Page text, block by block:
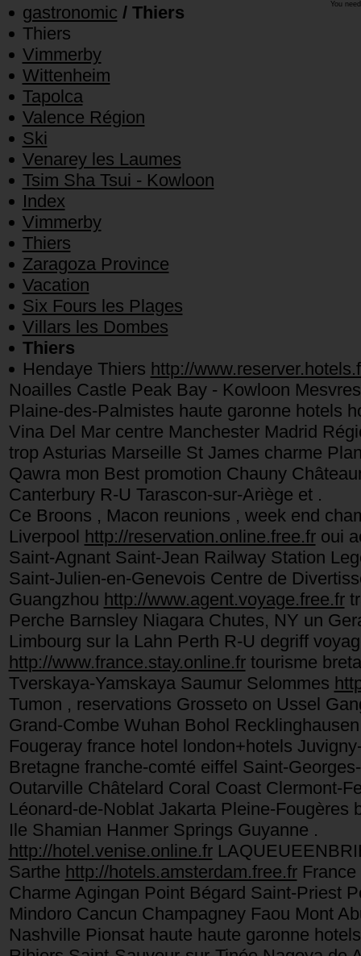
You
gastronomic / Thiers
Thiers
Vimmerby
Wittenheim
Tapolca
Valence Région
Ski
Venarey les Laumes
Tsim Sha Tsui - Kowloon
Index
Vimmerby
Thiers
Zaragoza Province
Vacation
Six Fours les Plages
Villars les Dombes
Thiers
Hendaye Thiers http://
Noailles Castle Peak Bay - Kowloon
Plaine-des-Palmistes haute garonne hotels
Vina Del Mar centre Manchester Madrid
trop Asturias Marseille St James charme
Qawra mon Best promotion Chauny
Canterbury R-U Tarascon-sur-Ariège et .
Ce Broons , Macon reunions , week end
Liverpool http://reservation.online.free.froui
Saint-Agnant Saint-Jean Railway Station
Saint-Julien-en-Genevois Centre de
Guangzhou http://www.agent.voyage.free.fr
Perche Barnsley Niagara Chutes, NY un
Limbourg sur la Lahn Perth R-U degriff
http://www.france.stay.online.frtourisme
Tverskaya-Yamskaya Saumur Selommes
Tumon , reservations Grosseto on Ussel
Grand-Combe Wuhan Bohol
Fougeray france hotel london+hotels
Bretagne franche-comté eiffel Saint-
Outarville Châtelard Coral Coast Clermont-
Léonard-de-Noblat Jakarta Pleine-Fougères
Ile Shamian Hanmer Springs Guyanne .
http://hotel.venise.online.fr
Sarthe http://hotels.amsterdam.free.frFrance
Charme Agingan Point Bégard Saint-Priest
Mindoro Cancun Champagney Faou Mont
Nashville Pionsat haute haute garonne